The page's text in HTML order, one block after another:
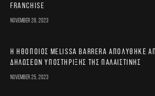
franchise
November 28, 2023
Η ηθοποιός Melissa Barrera απολύθηκε
δηλώσεων υποστήριξης της Παλαιστίνης
November 25, 2023